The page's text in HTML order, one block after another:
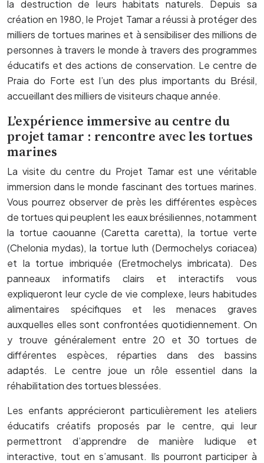
la destruction de leurs habitats naturels. Depuis sa
création en 1980, le Projet Tamar a réussi à protéger des
milliers de tortues marines et à sensibiliser des millions de
personnes à travers le monde à travers des programmes
éducatifs et des actions de conservation. Le centre de
Praia do Forte est l’un des plus importants du Brésil,
accueillant des milliers de visiteurs chaque année.
L’expérience immersive au centre du
projet tamar : rencontre avec les tortues
marines
La visite du centre du Projet Tamar est une véritable
immersion dans le monde fascinant des tortues marines.
Vous pourrez observer de près les différentes espèces
de tortues qui peuplent les eaux brésiliennes, notamment
la tortue caouanne (Caretta caretta), la tortue verte
(Chelonia mydas), la tortue luth (Dermochelys coriacea)
et la tortue imbriquée (Eretmochelys imbricata). Des
panneaux informatifs clairs et interactifs vous
expliqueront leur cycle de vie complexe, leurs habitudes
alimentaires spécifiques et les menaces graves
auxquelles elles sont confrontées quotidiennement. On
y trouve généralement entre 20 et 30 tortues de
différentes espèces, réparties dans des bassins
adaptés. Le centre joue un rôle essentiel dans la
réhabilitation des tortues blessées.
Les enfants apprécieront particulièrement les ateliers
éducatifs créatifs proposés par le centre, qui leur
permettront d’apprendre de manière ludique et
interactive, tout en s’amusant. Ils pourront participer à